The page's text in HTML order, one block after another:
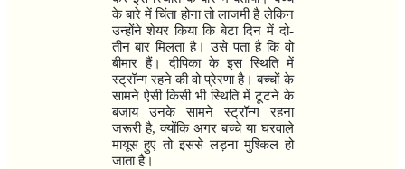
के बारे में चिंता होना तो लाजमी है लेकिन
उन्होंने शेयर किया कि बेटा दिन में दो-
तीन बार मिलता है। उसे पता है कि वो
बीमार हैं। दीपिका के इस स्थिति में
स्ट्रॉन्ग रहने की वो प्रेरणा है। बच्चों के
सामने ऐसी किसी भी स्थिति में टूटने के
बजाय उनके सामने स्ट्रॉन्ग रहना
जरूरी है,क्योंकि अगर बच्चे या घरवाले
मायूस हुए तो इससे लड़ना मुश्किल हो
जाता है।